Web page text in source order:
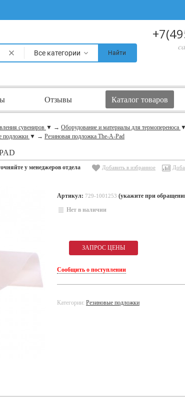
Все категории Найти
Отзывы Каталог товаров
сувениров ▼ → Оборудование и материалы для термопереноса ▼
подложки ▼ → Резиновая подложка The-A-Pad
у менеджеров отдела
Добавить в избранное
Артикул: 729-1001253 (укажите при
Нет в наличии
Сообщить о поступлении
Категории: Резиновые подложки